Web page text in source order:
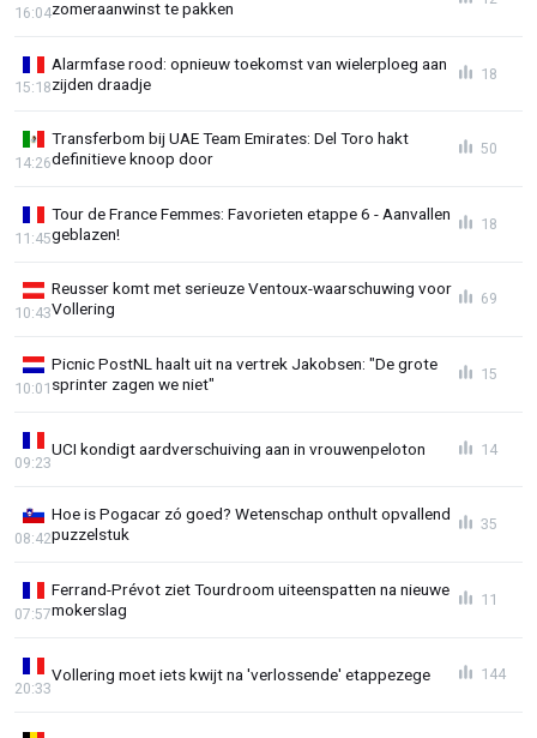
zomeraanwinst te pakken
16:04
Alarmfase rood: opnieuw toekomst van wielerploeg aan
zijden draadje
15:18
18
Transferbom bij UAE Team Emirates: Del Toro hakt
definitieve knoop door
14:26
50
Tour de France Femmes: Favorieten etappe 6 - Aanvallen
geblazen!
11:45
18
Reusser komt met serieuze Ventoux-waarschuwing voor
Vollering
10:43
69
Picnic PostNL haalt uit na vertrek Jakobsen: "De grote
sprinter zagen we niet"
10:01
15
UCI kondigt aardverschuiving aan in vrouwenpeloton
09:23
14
Hoe is Pogacar zó goed? Wetenschap onthult opvallend
puzzelstuk
08:42
35
Ferrand-Prévot ziet Tourdroom uiteenspatten na nieuwe
mokerslag
07:57
11
Vollering moet iets kwijt na 'verlossende' etappezege
20:33
144